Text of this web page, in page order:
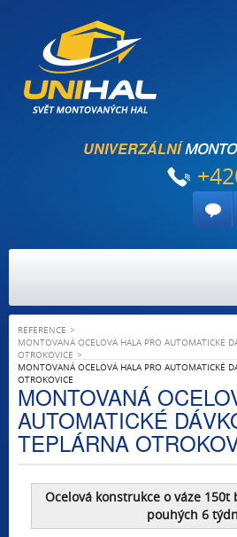
UNIVERZÁLNÍ
REFERENCE
MONTOVANÁ OCELOVÁ HALA PRO AUTOMATICKÉ
OTROKOVICE
MONTOVANÁ OCELOVÁ HALA PRO AUTOMATICKÉ
OTROKOVICE
MONTOVANÁ
AUTOMATICKÉ
TEPLÁRNA
Ocelová konstrukce o váze 150t
pouhých 6